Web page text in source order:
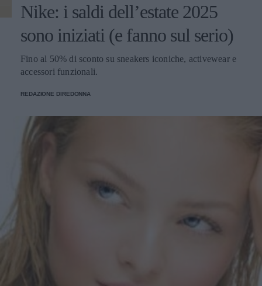
Nike: i saldi dell’estate 2025
sono iniziati (e fanno sul serio)
Fino al 50% di sconto su sneakers iconiche, activewear e
accessori funzionali.
REDAZIONE DIREDONNA